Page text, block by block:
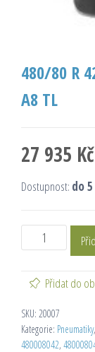
480/80 R
A8 TL
27 935 Kč
Dostupnost: do
Přidat do
SKU: 20007
Kategorie: Pneumatiky,
480008042,